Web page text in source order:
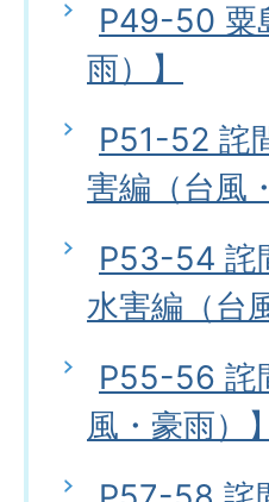
P49-50 粟
雨）】
P51-52 詫
害編（台風
P53-54 詫
水害編（台
P55-56 詫
風・豪雨）】